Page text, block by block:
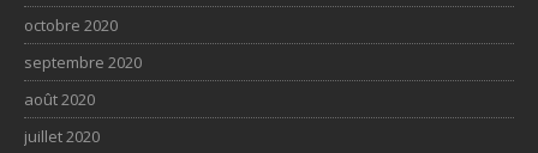
octobre 2020
septembre 2020
août 2020
juillet 2020